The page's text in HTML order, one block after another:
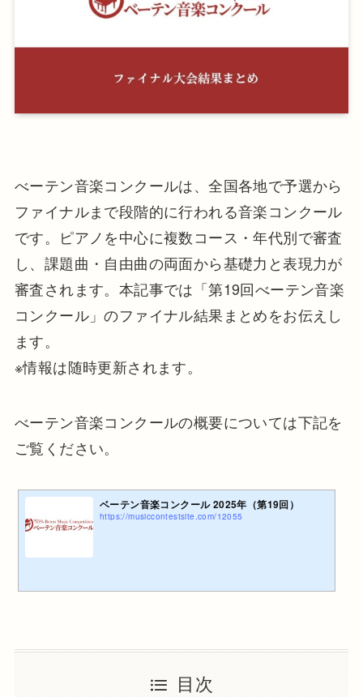
べーテン音楽コンクールは、全国各地で予選から
ファイナルまで段階的に行われる音楽コンクール
です。ピアノを中心に複数コース・年代別で審査
し、課題曲・自由曲の両面から基礎力と表現力が
審査されます。本記事では「第19回べーテン音楽
コンクール」のファイナル結果まとめをお伝えし
ます。
※情報は随時更新されます。
べーテン音楽コンクールの概要については下記を
ご覧ください。
ベーテン音楽コンクール 2025年（第19回）
https://musiccontestsite.com/12055
目次